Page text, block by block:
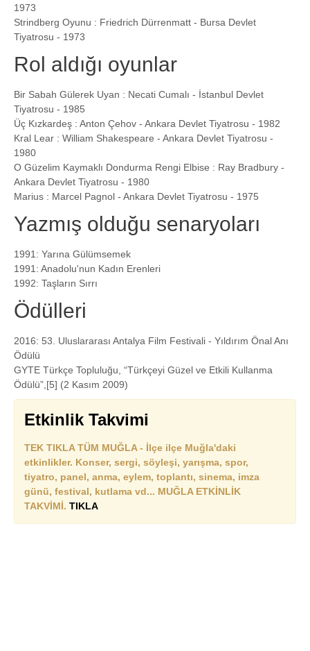
1973
Strindberg Oyunu : Friedrich Dürrenmatt - Bursa Devlet
Tiyatrosu - 1973
Rol aldığı oyunlar
Bir Sabah Gülerek Uyan : Necati Cumalı - İstanbul Devlet
Tiyatrosu - 1985
Üç Kızkardeş : Anton Çehov - Ankara Devlet Tiyatrosu - 1982
Kral Lear : William Shakespeare - Ankara Devlet Tiyatrosu -
1980
O Güzelim Kaymaklı Dondurma Rengi Elbise : Ray Bradbury -
Ankara Devlet Tiyatrosu - 1980
Marius : Marcel Pagnol - Ankara Devlet Tiyatrosu - 1975
Yazmış olduğu senaryoları
1991: Yarına Gülümsemek
1991: Anadolu'nun Kadın Erenleri
1992: Taşların Sırrı
Ödülleri
2016: 53. Uluslararası Antalya Film Festivali - Yıldırım Önal Anı
Ödülü
GYTE Türkçe Topluluğu, “Türkçeyi Güzel ve Etkili Kullanma
Ödülü”,[5] (2 Kasım 2009)
Etkinlik Takvimi
TEK TIKLA TÜM MUĞLA - İlçe ilçe Muğla'daki
etkinlikler. Konser, sergi, söyleşi, yarışma, spor,
tiyatro, panel, anma, eylem, toplantı, sinema, imza
günü, festival, kutlama vd... MUĞLA ETKİNLİK
TAKVİMİ. TIKLA